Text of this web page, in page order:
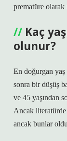
prematüre
Kaç
olunur?
En doğurgan yaş
sonra bir düşüş
ve 45 yaşından
Ancak
ancak bunlar